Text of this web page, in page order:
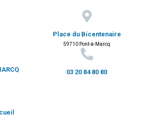
Place du Bicentenaire
59710 Pont-à-Marcq
03 20 84 80 80